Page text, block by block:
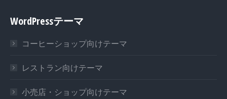
WordPressテーマ
コーヒーショップ向けテーマ
レストラン向けテーマ
小売店・ショップ向けテーマ